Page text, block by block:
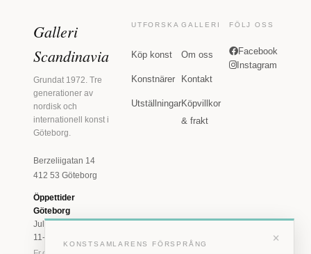
Galleri
Scandinavia
Grundat 1972. Tre
generationer av
nordisk och
internationell konst i
Göteborg.
Berzeliigatan 14
412 53 Göteborg
Öppettider
Göteborg
Juli: Tis 11-18 · Lör
11-16
UTFORSKA
Köp konst
Konstnärer
Utställningar
GALLERI
Om oss
Kontakt
Köpvillkor
& frakt
FÖLJ OSS
Facebook
Instagram
×
KONSTSAMLARENS FÖRSPRÅNG